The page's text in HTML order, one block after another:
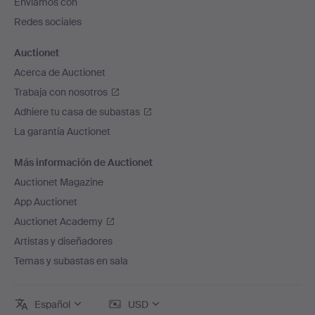
página
Redes sociales
Auctionet
Acerca de Auctionet
Trabaja con nosotros
Adhiere tu casa de subastas
La garantía Auctionet
Más información de Auctionet
Auctionet Magazine
App Auctionet
Auctionet Academy
Artistas y diseñadores
Temas y subastas en sala
Español USD